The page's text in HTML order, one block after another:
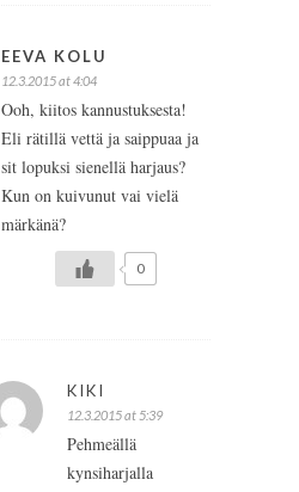
EEVA KOLU
12.3.2015 at 4:04
Ooh, kiitos kannustuksesta!
Eli rätillä vettä ja saippuaa ja
sit lopuksi sienellä harjaus?
Kun on kuivunut vai vielä
märkänä?
0
KIKI
12.3.2015 at 5:39
Pehmeällä
kynsiharjalla